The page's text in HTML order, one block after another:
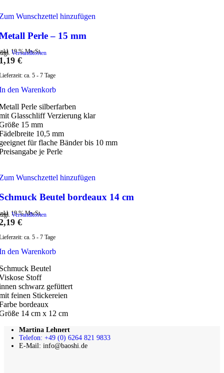
Wunschzettel hinzufügen
Perle – 15 mm
19 % MwSt.
Versandkosten
€
ca. 5 - 7 Tage
den Warenkorb
Perle silberfarben
Glasschliff Verzierung klar
15 mm
10,5 mm
für flache Bänder bis 10 mm
je Perle
Wunschzettel hinzufügen
Beutel bordeaux 14 cm
19 % MwSt.
Versandkosten
€
ca. 5 - 7 Tage
den Warenkorb
Beutel
Stoff
schwarz gefüttert
feinen Stickereien
bordeaux
14 cm x 12 cm
Martina Lehnert
Telefon: +49 (0) 6264 821 9833
E-Mail: info@baoshi.de